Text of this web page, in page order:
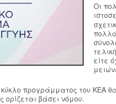
Οι
είτε
προγράμματος του ΚΕΑ
βάσει νόμου.